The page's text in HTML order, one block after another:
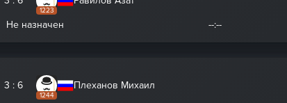
1223
Не назначен --:--
3 : 6
1244
Плеханов Михаил